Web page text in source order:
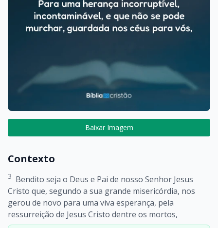
Baixar Imagem
Contexto
3 Bendito seja o Deus e Pai de nosso Senhor Jesus
Cristo que, segundo a sua grande misericórdia, nos
gerou de novo para uma viva esperança, pela
ressurreição de Jesus Cristo dentre os mortos,